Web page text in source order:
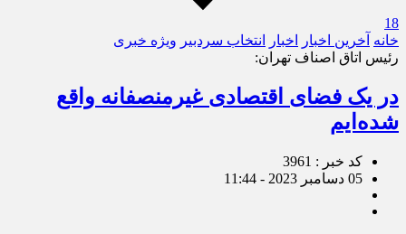
18
خانه آخرین اخبار اخبار انتخاب سردبیر ویژه خبری
رئیس اتاق اصناف تهران:
در یک فضای اقتصادی غیرمنصفانه واقع
شده‌ایم
کد خبر : 3961
05 دسامبر 2023 - 11:44